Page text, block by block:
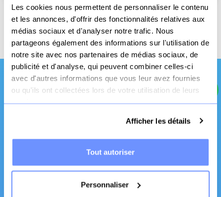
Les cookies nous permettent de personnaliser le contenu
et les annonces, d'offrir des fonctionnalités relatives aux
médias sociaux et d'analyser notre trafic. Nous
partageons également des informations sur l'utilisation de
notre site avec nos partenaires de médias sociaux, de
publicité et d'analyse, qui peuvent combiner celles-ci
avec d'autres informations que vous leur avez fournies
ou qu'ils ont collectées lors de votre utilisation de leurs
services.
Afficher les détails
Tout autoriser
Personnaliser
Livraison offerte
dès 70€
Paiement
sécurisé
3x sans frais
possible
Une qualité et un
service pro